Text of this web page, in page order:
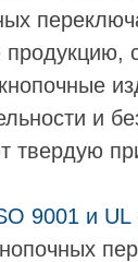
и
твердую
9001 и UL